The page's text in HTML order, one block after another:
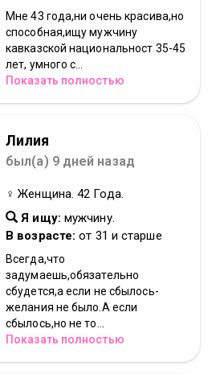
Мне 43 года,ни очень красива,но
способная,ищу мужчину
кавказской национальност 35-45
лет, умного с...
Показать полностью
Лилия
был(а) 9 дней назад
♀ Женщина. 42 Года.
Я ищу: мужчину.
В возрасте: от 31 и старше
Всегда,что
задумаешь,обязательно
сбудется,а если не сбылось-
желания не было.А если
сбылось,но не то...
Показать полностью